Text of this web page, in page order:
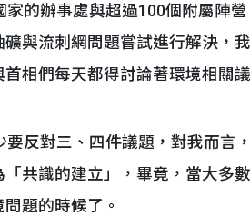
的辦事處與超過100個附屬陣
與流刺網問題嘗試進行解決，
相們每天都得討論著環境相關議
對三、四件議題，對我而言
共識的建立」，畢竟，當大多
題的時候了。